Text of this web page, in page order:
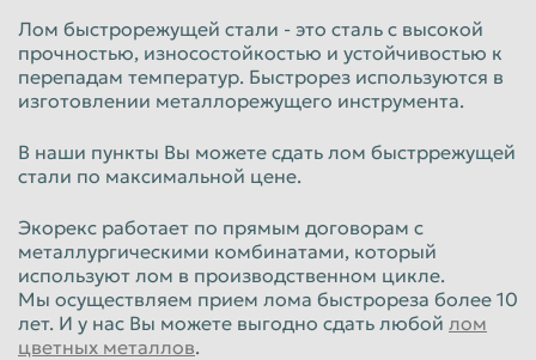
Тюмень Улан-Удэ
Ульяновск Уссурийск
Хабаровск
Химки Чебоксары
Чита Шахты
Электросталь Энгельс
Южно-Сахалинск Якутск
Лом быстрорежущей стали - это сталь с высокой
прочностью, износостойкостью и устойчивостью к
перепадам температур. Быстрорез используются в
изготовлении металлорежущего инструмента.
В наши пункты Вы можете сдать лом быстррежущей
стали по максимальной цене.
Экорекс работает по прямым договорам с
металлургическими комбинатами, который
используют лом в производственном цикле.
Мы осуществляем прием лома быстрореза более 10
лет. И у нас Вы можете выгодно сдать любой лом
цветных металлов.